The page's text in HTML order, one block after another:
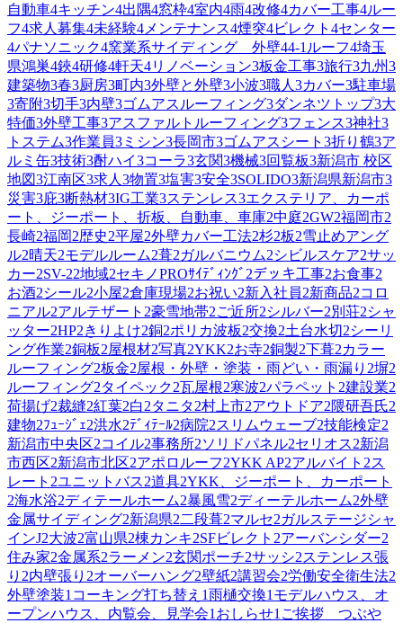
自動車4キッチン4出隅4窓枠4室内4雨4改修4カバー工事4ルー
フ4求人募集4未経験4 メンテナンス4煙突4ビレクト 4センター
4パナソニック4窯業系サイディング 外壁44-1ルーフ4埼玉
県鴻巣4鋏4研修4軒天4リノベーション3板金工事3旅行3九州3
建築物3春3厨房3町内3外壁と外壁3小波3職人 3カバー3駐車場
3寄附3切手3内壁3ゴムアスルーフィング3ダンネツトップ3大
特価3外壁工事3アスファルトルーフィング3フェンス3神社3
トステム3作業員3 ミシン3長岡市3ゴムアスシート 3折り鶴3ア
ルミ缶3技術3酎ハイ3コーラ3玄関3機械3回覧板3新潟市 校区
地図3江南区3求人 3物置3塩害3安全3SOLIDO3新潟県新潟市3
災害3庇3断熱材3IG工業3ステンレス3エクステリア、カーポ
ート、ジーポート、折板、自動車、車庫2中庭2GW2福岡市2
長崎2福岡2歴史2平屋2外壁カバー工法2杉2板2雪止めアング
ル2晴天2モデルルーム2葺2ガルバニウム2シビルスケア2サッ
カー2SV-22地域2セキノPROｻｲﾃﾞｨﾝｸﾞ 2デッキ工事2お食事2
お酒2シール2小屋2倉庫現場2お祝い2新入社員2新商品2コロ
ニアル2アルテザート 2豪雪地帯2ご近所2シルバー2別荘2シャ
ッター2HP2きりよけ2銅2ポリカ波板2交換2土台水切2シーリ
ング作業2銅板2屋根材2写真2YKK2お寺2銅製2下葺2カラー
ルーフィング2板金2屋根・外壁・塗装・雨どい・雨漏り 2塀2
ルーフィング2タイペック2瓦屋根2寒波2パラペット 2建設業2
荷揚げ2裁縫2紅葉2白2タニタ2村上市2アウトドア2隈研吾氏2
建物2ﾌｭｰｼﾞｪ2洪水2ﾃﾞｨﾃｰﾙ2病院2スリムウェーブ2技能検定2
新潟市中央区2コイル2事務所2ソリドパネル2セリオス2新潟
市西区2新潟市北区2アポロルーフ2YKK AP2アルバイト 2ス
レート 2ユニットバス2道具2YKK、ジーポート、カーポート
2海水浴2ディテールホーム2暴風雪2ディーテルホーム2外壁
金属サイディング2新潟県2二段葺2マルセ2ガルステージシャ
インJ2大波2富山県2棟カンキ2SFビレクト 2アーバンシダー2
住み家2金属系2ラーメン2玄関ポーチ2サッシ2ステンレス張
り 2内壁張り 2オーバーハング2壁紙2講習会2労働安全衛生法2
外壁塗装1 コーキング打ち替え 1雨樋交換1 モデルハウス、オ
ープンハウス、内覧会、見学会1 おしらせ1 ご挨拶 つぶや